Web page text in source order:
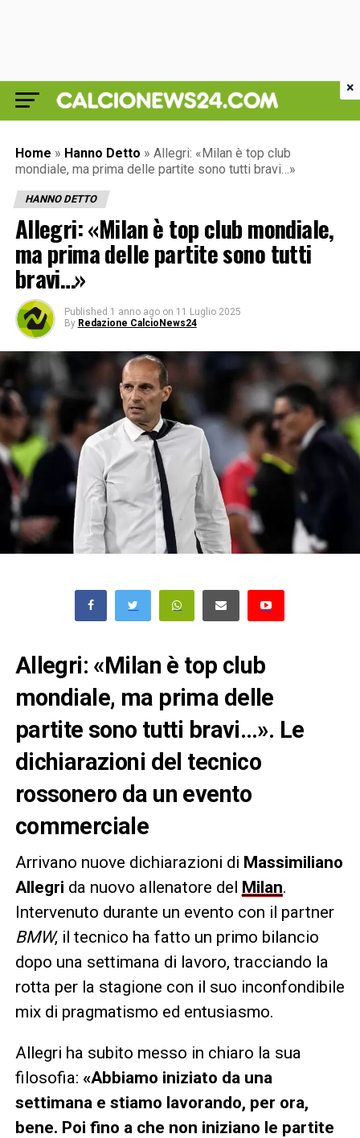
Home » Hanno Detto » Allegri: «Milan è top club
mondiale, ma prima delle partite sono tutti bravi…»
HANNO DETTO
Allegri: «Milan è top club mondiale,
ma prima delle partite sono tutti
bravi…»
Published 1 anno ago on 11 Luglio 2025
By Redazione CalcioNews24
Allegri: «Milan è top club
mondiale, ma prima delle
partite sono tutti bravi…». Le
dichiarazioni del tecnico
rossonero da un evento
commerciale
Arrivano nuove dichiarazioni di Massimiliano
Allegri da nuovo allenatore del Milan.
Intervenuto durante un evento con il partner
BMW, il tecnico ha fatto un primo bilancio
dopo una settimana di lavoro, tracciando la
rotta per la stagione con il suo inconfondibile
mix di pragmatismo ed entusiasmo.
Allegri ha subito messo in chiaro la sua
filosofia: «Abbiamo iniziato da una
settimana e stiamo lavorando, per ora,
bene. Poi fino a che non iniziano le partite
×